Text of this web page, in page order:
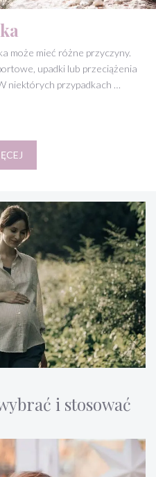
może mieć różne przyczyny.
upadki lub przeciążenia
niektórych przypadkach …
i stosować